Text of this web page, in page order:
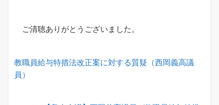
ご清聴ありがとうございました。
教職員給与特措法改正案に対する質疑（西岡義高議
員）